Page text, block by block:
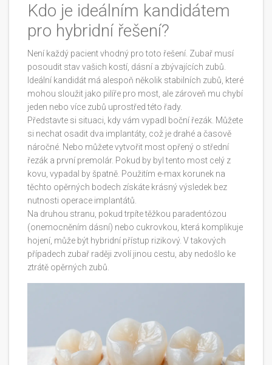
Kdo je ideálním kandidátem
pro hybridní řešení?
Není každý pacient vhodný pro toto řešení. Zubař musí
posoudit stav vašich kostí, dásní a zbývajících zubů.
Ideální kandidát má alespoň několik stabilních zubů, které
mohou sloužit jako pilíře pro most, ale zároveň mu chybí
jeden nebo více zubů uprostřed této řady.
Představte si situaci, kdy vám vypadl boční řezák. Můžete
si nechat osadit dva implantáty, což je drahé a časově
náročné. Nebo můžete vytvořit most opřený o střední
řezák a první premolár. Pokud by byl tento most celý z
kovu, vypadal by špatně. Použitím e-max korunek na
těchto opěrných bodech získáte krásný výsledek bez
nutnosti operace implantátů.
Na druhou stranu, pokud trpíte těžkou paradentózou
(onemocněním dásní) nebo cukrovkou, která komplikuje
hojení, může být hybridní přístup rizikový. V takových
případech zubař raději zvolí jinou cestu, aby nedošlo ke
ztrátě opěrných zubů.